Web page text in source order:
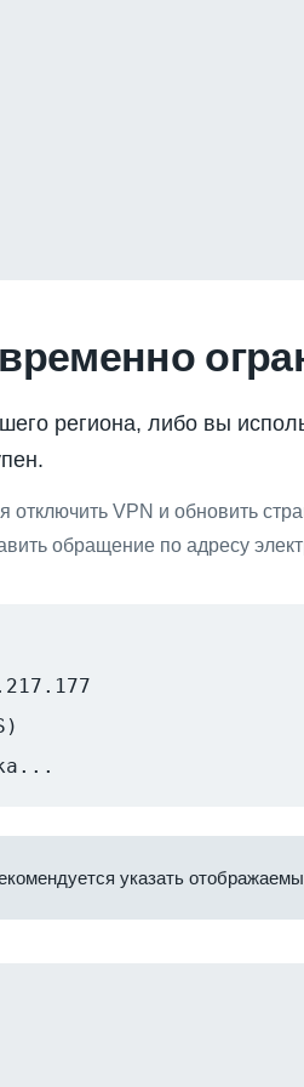
региона, либо вы
отключить VPN и обновить
обращение по адресу
указать